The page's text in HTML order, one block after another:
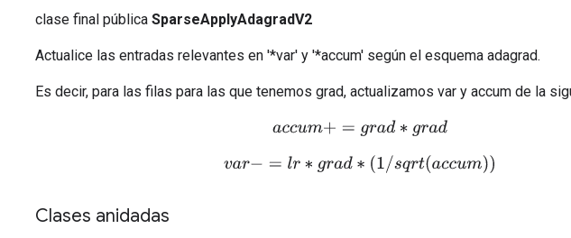
clase final pública SparseApplyAdagradV2
Actualice las entradas relevantes en '*var' y '*accum' según el esquema adagrad.
Es decir, para las filas para las que tenemos grad, actualizamos var y accum de la
accum += grad∗grad
var −=l r∗ grad∗(1 /s qrt(accum))
Clases anidadas